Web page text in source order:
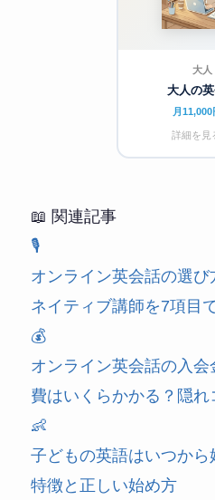
大人
大人の
月11,000
詳細を見
📖 関連記事
🎙️
オンライン英会話の選
ネイティブ講師を7項目
💰
オンライン英会話の入
費はいくらかかる？隠
👶
子どもの英語はいつか
特徴と正しい始め方